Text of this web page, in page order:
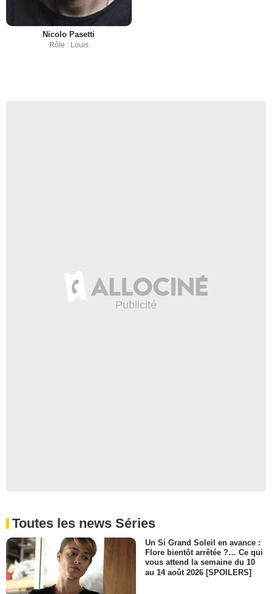
Nicolo Pasetti
Rôle : Louis
Toutes les news Séries
Un Si Grand Soleil en avance :
Flore bientôt arrêtée ?… Ce qui
vous attend la semaine du 10
au 14 août 2026 [SPOILERS]